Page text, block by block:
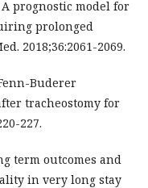
A prognostic model for
prolonged
2018;36:2061-2069.
Buderer
tracheostomy for
227.
term outcomes and
in very long stay